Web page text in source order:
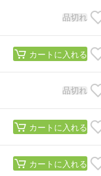
品切れ
カートに入れる
品切れ
カートに入れる
カートに入れる